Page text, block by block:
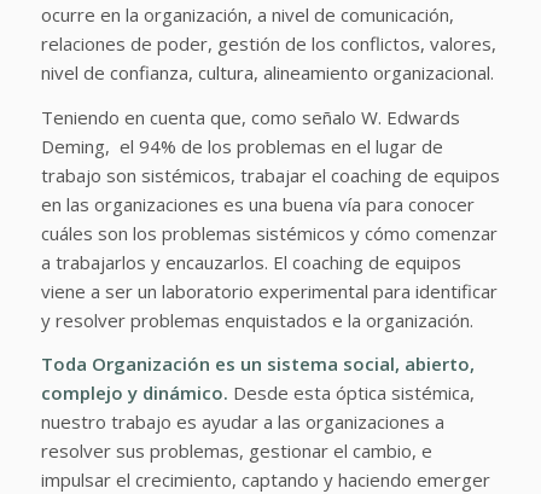
ocurre en la organización, a nivel de comunicación,
relaciones de poder, gestión de los conflictos, valores,
nivel de confianza, cultura, alineamiento organizacional.
Teniendo en cuenta que, como señalo W. Edwards
Deming, el 94% de los problemas en el lugar de
trabajo son sistémicos, trabajar el coaching de equipos
en las organizaciones es una buena vía para conocer
cuáles son los problemas sistémicos y cómo comenzar
a trabajarlos y encauzarlos. El coaching de equipos
viene a ser un laboratorio experimental para identificar
y resolver problemas enquistados e la organización.
Toda Organización es un sistema social, abierto,
complejo y dinámico. Desde esta óptica sistémica,
nuestro trabajo es ayudar a las organizaciones a
resolver sus problemas, gestionar el cambio, e
impulsar el crecimiento, captando y haciendo emerger